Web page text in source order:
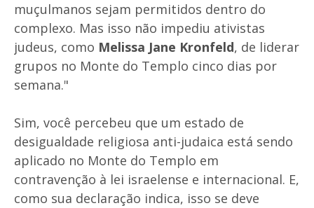
muçulmanos sejam permitidos dentro do
complexo. Mas isso não impediu ativistas
judeus, como Melissa Jane Kronfeld, de liderar
grupos no Monte do Templo cinco dias por
semana."
Sim, você percebeu que um estado de
desigualdade religiosa anti-judaica está sendo
aplicado no Monte do Templo em
contravenção à lei israelense e internacional. E,
como sua declaração indica, isso se deve